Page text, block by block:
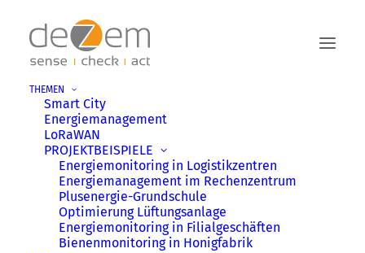
THEMEN
Smart City
Energiemanagement
LoRaWAN
PROJEKTBEISPIELE
Energie­monitoring in Logistik­zentren
Energie­management im Rechen­zentrum
Plusenergie-Grundschule
Optimierung Lüftungsanlage
Energie­monitoring in Filial­geschäften
Bienenmonitoring in Honig­fabrik
ISO 27001